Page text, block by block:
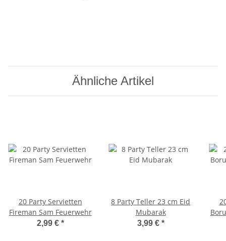
Ähnliche Artikel
20 Party Servietten
Fireman Sam Feuerwehr
2,99 € *
8 Party Teller 23 cm Eid
Mubarak
3,99 € *